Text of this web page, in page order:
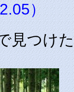
）
見つけ